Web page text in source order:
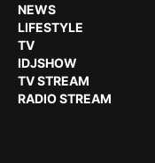
NEWS
LIFESTYLE
TV
IDJSHOW
TV STREAM
RADIO STREAM